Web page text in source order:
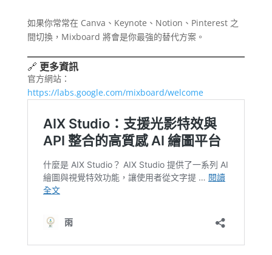
如果你常常在 Canva、Keynote、Notion、Pinterest 之
間切換，Mixboard 將會是你最強的替代方案。
🔗 更多資訊
官方網站：
https://labs.google.com/mixboard/welcome